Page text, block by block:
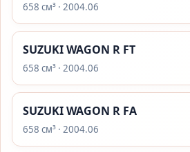
658 см³ · 2004.06
SUZUKI WAGON R FT
658 см³ · 2004.06
SUZUKI WAGON R FA
658 см³ · 2004.06